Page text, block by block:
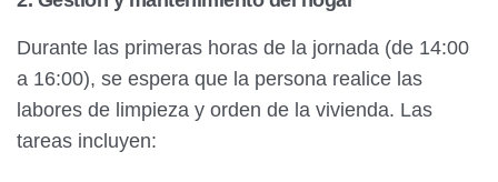
Durante las primeras horas de la jornada (de 14:00
a 16:00), se espera que la persona realice las
labores de limpieza y orden de la vivienda. Las
tareas incluyen: